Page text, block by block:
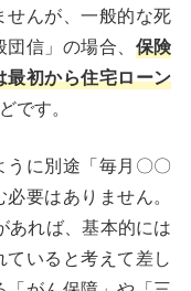
んが、一般的な死
信」の場合、 保険
初から住宅ローン
です。
に別途「毎月〇〇
要はありません。
あれば、基本的には
いると考えて差し